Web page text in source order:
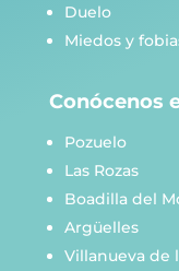
Duelo
Miedos y
Conócenos
Pozuelo
Las Rozas
Boadilla del
Argüelles
Villanueva de